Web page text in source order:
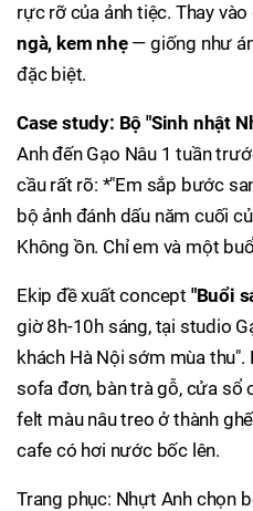
rực rỡ của ảnh tiệc. Thay
ngà, kem nhẹ— giống như
đặc biệt.
Case study: Bộ "Sinh nhật
Anh đến Gạo Nâu 1 tuần
cầu rất rõ: *"Em sắp bước
bộ ảnh đánh dấu năm cuối
Không ồn. Chỉ em và một
Ekip đề xuất concept "Buổi
giờ 8h-10h sáng, tại studio
khách Hà Nội sớm mùa
sofa đơn, bàn trà gỗ, cửa sổ
felt màu nâu treo ở thành
cafe có hơi nước bốc lên.
Trang phục: Nhựt Anh chọn